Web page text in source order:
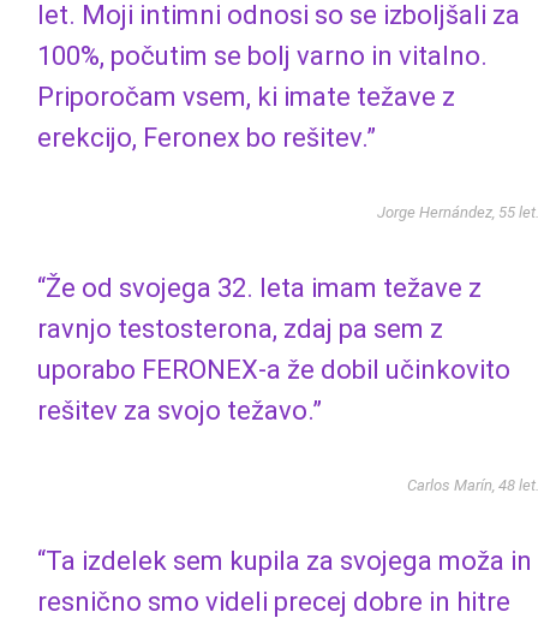
let. Moji intimni odnosi so se izboljšali za
100%, počutim se bolj varno in vitalno.
Priporočam vsem, ki imate težave z
erekcijo, Feronex bo rešitev.”
Jorge Hernández, 55 let.
“Že od svojega 32. leta imam težave z
ravnjo testosterona, zdaj pa sem z
uporabo FERONEX-a že dobil učinkovito
rešitev za svojo težavo.”
Carlos Marín, 48 let.
“Ta izdelek sem kupila za svojega moža in
resnično smo videli precej dobre in hitre